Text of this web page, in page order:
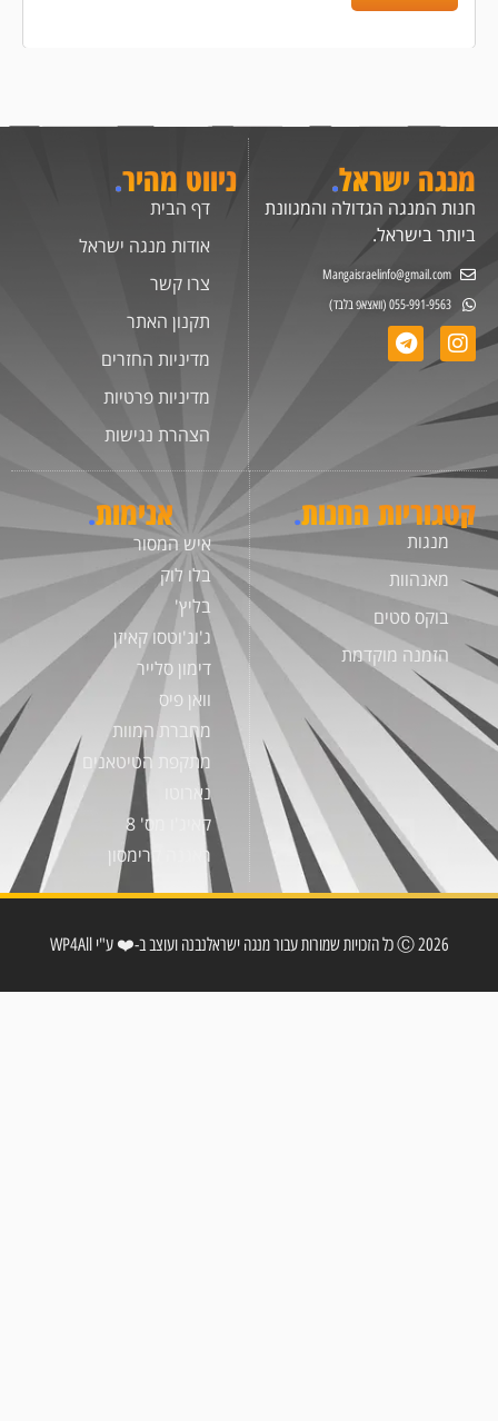
מנגה ישראל.
חנות המנגה הגדולה והמגוונת
ביותר בישראל.
Mangaisraelinfo@gmail.com
055-991-9563 (וואצאפ בלבד)
ניווט מהיר.
דף הבית
אודות מנגה ישראל
צרו קשר
תקנון האתר
מדיניות החזרים
מדיניות פרטיות
הצהרת נגישות
קטגוריות החנות.
מנגות
מאנהוות
בוקס סטים
הזמנה מוקדמת
אנימות.
איש המסור
בלו לוק
בליץ'
ג'וג'וטסו קאיזן
דימון סלייר
וואן פיס
מחברת המוות
מתקפת הטיטאנים
נארוטו
קאיג'ו מס' 8
ראגנה קרימסון
2026 Ⓒ כל הזכויות שמורות עבור מנגה ישראל נבנה ועוצב ב-❤️ ע"י WP4All